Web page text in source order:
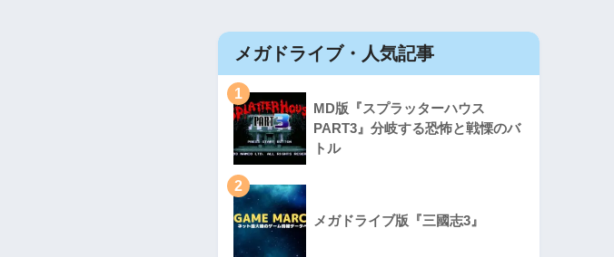
メガドライブ・人気記事
1
MD版『スプラッターハウス
PART3』分岐する恐怖と戦慄のバ
トル
2
メガドライブ版『三國志3』